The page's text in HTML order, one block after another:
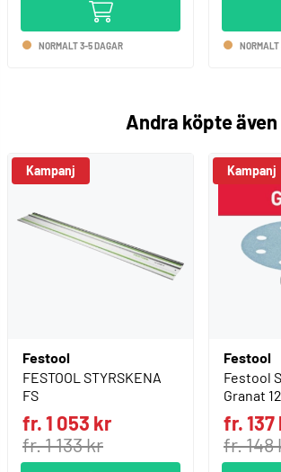
NORMALT 3-5 DAGAR
Andra köpte även
Kampanj
Festool
FESTOOL STYRSKENA
FS
fr. 1 053 kr
fr. 1 133 kr
Kampanj
Festool
Festool
Granat
fr. 137
fr. 148